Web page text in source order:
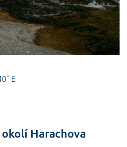
E
Harachova